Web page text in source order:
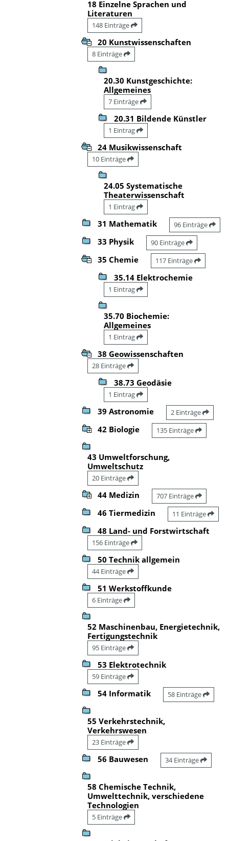
18 Einzelne Sprachen und
Literaturen
148 Einträge
20 Kunstwissenschaften
8 Einträge
20.30 Kunstgeschichte:
Allgemeines
7 Einträge
20.31 Bildende Künstler
1 Eintrag
24 Musikwissenschaft
10 Einträge
24.05 Systematische
Theaterwissenschaft
1 Eintrag
31 Mathematik 96 Einträge
33 Physik 90 Einträge
35 Chemie 117 Einträge
35.14 Elektrochemie
1 Eintrag
35.70 Biochemie:
Allgemeines
1 Eintrag
38 Geowissenschaften
28 Einträge
38.73 Geodäsie
1 Eintrag
39 Astronomie 2 Einträge
42 Biologie 135 Einträge
43 Umweltforschung,
Umweltschutz
20 Einträge
44 Medizin 707 Einträge
46 Tiermedizin 11 Einträge
48 Land- und Forstwirtschaft
156 Einträge
50 Technik allgemein
44 Einträge
51 Werkstoffkunde
6 Einträge
52 Maschinenbau, Energietechnik,
Fertigungstechnik
95 Einträge
53 Elektrotechnik
59 Einträge
54 Informatik 58 Einträge
55 Verkehrstechnik,
Verkehrswesen
23 Einträge
56 Bauwesen 34 Einträge
58 Chemische Technik,
Umwelttechnik, verschiedene
Technologien
5 Einträge